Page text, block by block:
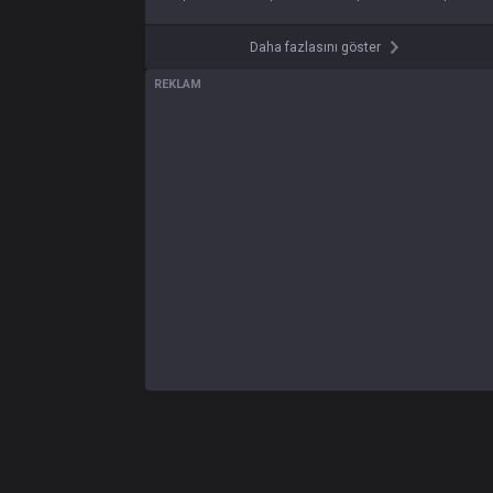
Daha fazlasını göster
REKLAM